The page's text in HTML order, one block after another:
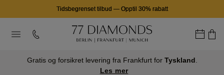
Tidsbegrenset tilbud — Opptil 30% rabatt
Gratis og forsikret levering fra Frankfurt for Tyskland
Les mer